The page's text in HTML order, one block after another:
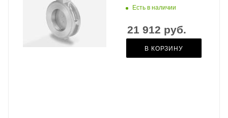
Есть в наличии
21 912 руб.
В КОРЗИНУ